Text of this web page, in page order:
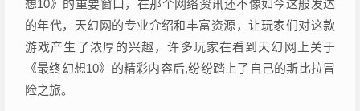
想10》的重要窗口，在那个网络资讯还不像如今这般发达
的年代，天幻网的专业介绍和丰富资源，让玩家们对这款
游戏产生了浓厚的兴趣，许多玩家在看到天幻网上关于
《最终幻想10》的精彩内容后,纷纷踏上了自己的斯比拉冒
险之旅。